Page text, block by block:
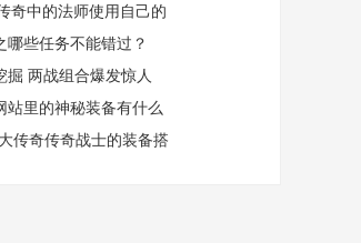
奇中的法师使用自己的
哪些任务不能错过？
掘 两战组合爆发惊人
站里的神秘装备有什么
传奇传奇战士的装备搭